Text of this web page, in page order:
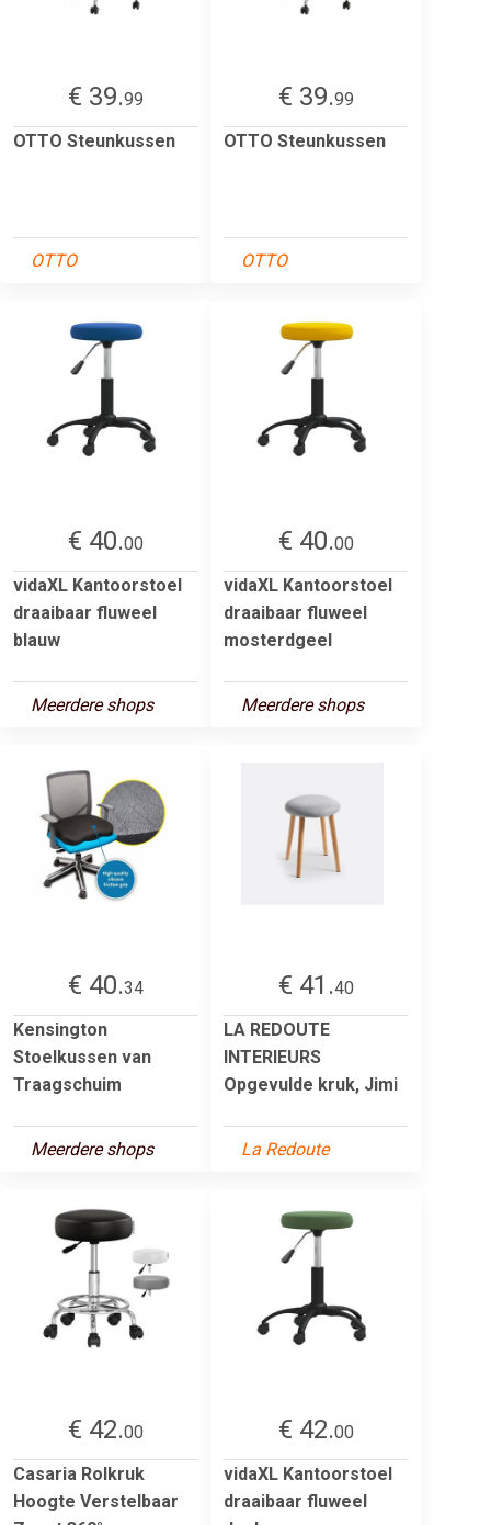
€ 39.99
OTTO Steunkussen
OTTO
€ 39.99
OTTO Steunkussen
OTTO
€ 40.00
vidaXL Kantoorstoel
draaibaar fluweel
blauw
Meerdere shops
€ 40.00
vidaXL Kantoorstoel
draaibaar fluweel
mosterdgeel
Meerdere shops
€ 40.34
Kensington
Stoelkussen van
Traagschuim
Meerdere shops
€ 41.40
LA REDOUTE
INTERIEURS
Opgevulde kruk, Jimi
La Redoute
€ 42.00
Casaria Rolkruk
Hoogte Verstelbaar
€ 42.00
vidaXL Kantoorstoel
draaibaar fluweel